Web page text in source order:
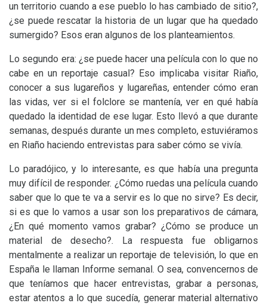
un territorio cuando a ese pueblo lo has cambiado de sitio?,
¿se puede rescatar la historia de un lugar que ha quedado
sumergido? Esos eran algunos de los planteamientos.
Lo segundo era: ¿se puede hacer una película con lo que no
cabe en un reportaje casual? Eso implicaba visitar Riaño,
conocer a sus lugareños y lugareñas, entender cómo eran
las vidas, ver si el folclore se mantenía, ver en qué había
quedado la identidad de ese lugar. Esto llevó a que durante
semanas, después durante un mes completo, estuviéramos
en Riaño haciendo entrevistas para saber cómo se vivía.
Lo paradójico, y lo interesante, es que había una pregunta
muy difícil de responder. ¿Cómo ruedas una película cuando
saber que lo que te va a servir es lo que no sirve? Es decir,
si es que lo vamos a usar son los preparativos de cámara,
¿En qué momento vamos grabar? ¿Cómo se produce un
material de desecho?. La respuesta fue obligarnos
mentalmente a realizar un reportaje de televisión, lo que en
España le llaman Informe semanal. O sea, convencernos de
que teníamos que hacer entrevistas, grabar a personas,
estar atentos a lo que sucedía, generar material alternativo